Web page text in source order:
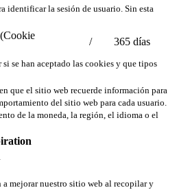
identificar la sesión de usuario. Sin esta
/ 365 días
si se han aceptado las cookies y que tipos
que el sitio web recuerde información para
del sitio web para cada usuario.
de la moneda, la región, el idioma o el
mejorar nuestro sitio web al recopilar y